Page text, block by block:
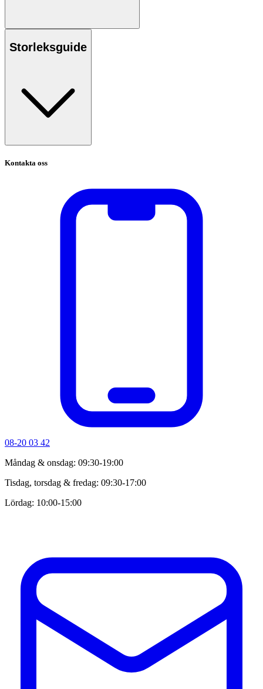
Storleksguide
Kontakta oss
08-20 03 42
Måndag & onsdag: 09:30-19:00
Tisdag, torsdag & fredag: 09:30-17:00
Lördag: 10:00-15:00